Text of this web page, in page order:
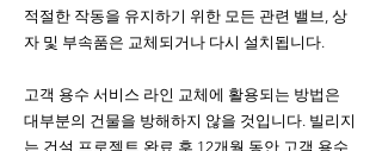
적절한 작동을 유지하기 위한 모든 관련 밸브, 상
자 및 부속품은 교체되거나 다시 설치됩니다.
고객 용수 서비스 라인 교체에 활용되는 방법은
대부분의 건물을 방해하지 않을 것입니다. 빌리지
는 건설 프로젝트 완료 후 12개월 동안 고객 용수